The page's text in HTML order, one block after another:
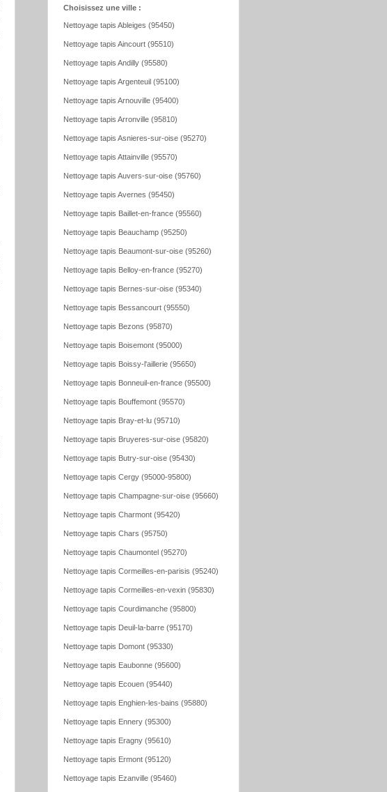
Choisissez une ville :
Nettoyage tapis Ableiges (95450)
Nettoyage tapis Aincourt (95510)
Nettoyage tapis Andilly (95580)
Nettoyage tapis Argenteuil (95100)
Nettoyage tapis Arnouville (95400)
Nettoyage tapis Arronville (95810)
Nettoyage tapis Asnieres-sur-oise (95270)
Nettoyage tapis Attainville (95570)
Nettoyage tapis Auvers-sur-oise (95760)
Nettoyage tapis Avernes (95450)
Nettoyage tapis Baillet-en-france (95560)
Nettoyage tapis Beauchamp (95250)
Nettoyage tapis Beaumont-sur-oise (95260)
Nettoyage tapis Belloy-en-france (95270)
Nettoyage tapis Bernes-sur-oise (95340)
Nettoyage tapis Bessancourt (95550)
Nettoyage tapis Bezons (95870)
Nettoyage tapis Boisemont (95000)
Nettoyage tapis Boissy-l'aillerie (95650)
Nettoyage tapis Bonneuil-en-france (95500)
Nettoyage tapis Bouffemont (95570)
Nettoyage tapis Bray-et-lu (95710)
Nettoyage tapis Bruyeres-sur-oise (95820)
Nettoyage tapis Butry-sur-oise (95430)
Nettoyage tapis Cergy (95000-95800)
Nettoyage tapis Champagne-sur-oise (95660)
Nettoyage tapis Charmont (95420)
Nettoyage tapis Chars (95750)
Nettoyage tapis Chaumontel (95270)
Nettoyage tapis Cormeilles-en-parisis (95240)
Nettoyage tapis Cormeilles-en-vexin (95830)
Nettoyage tapis Courdimanche (95800)
Nettoyage tapis Deuil-la-barre (95170)
Nettoyage tapis Domont (95330)
Nettoyage tapis Eaubonne (95600)
Nettoyage tapis Ecouen (95440)
Nettoyage tapis Enghien-les-bains (95880)
Nettoyage tapis Ennery (95300)
Nettoyage tapis Eragny (95610)
Nettoyage tapis Ermont (95120)
Nettoyage tapis Ezanville (95460)